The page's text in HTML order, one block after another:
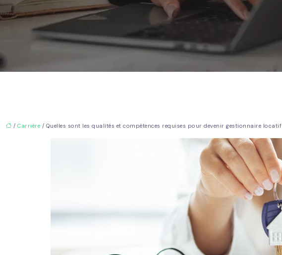
/ Carrière / Quelles sont les qualités et compétences requises pour devenir gestionnaire